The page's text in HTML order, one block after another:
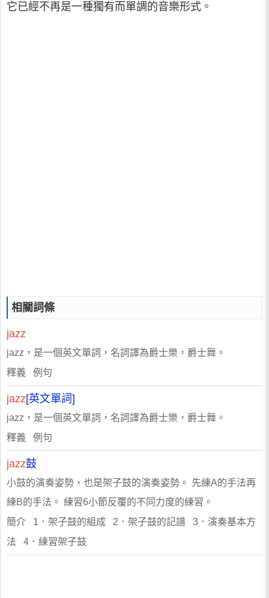
它已經不再是一種獨有而單調的音樂形式。
相關詞條
jazz
jazz，是一個英文單詞，名詞譯為爵士樂，爵士舞。
釋義 例句
jazz[英文單詞]
jazz，是一個英文單詞，名詞譯為爵士樂，爵士舞。
釋義 例句
jazz鼓
小鼓的演奏姿勢，也是架子鼓的演奏姿勢。 先練A的手法再
練B的手法。 練習6小節反覆的不同力度的練習。
簡介 1．架子鼓的組成 2．架子鼓的記譜 3．演奏基本方
法 4．練習架子鼓